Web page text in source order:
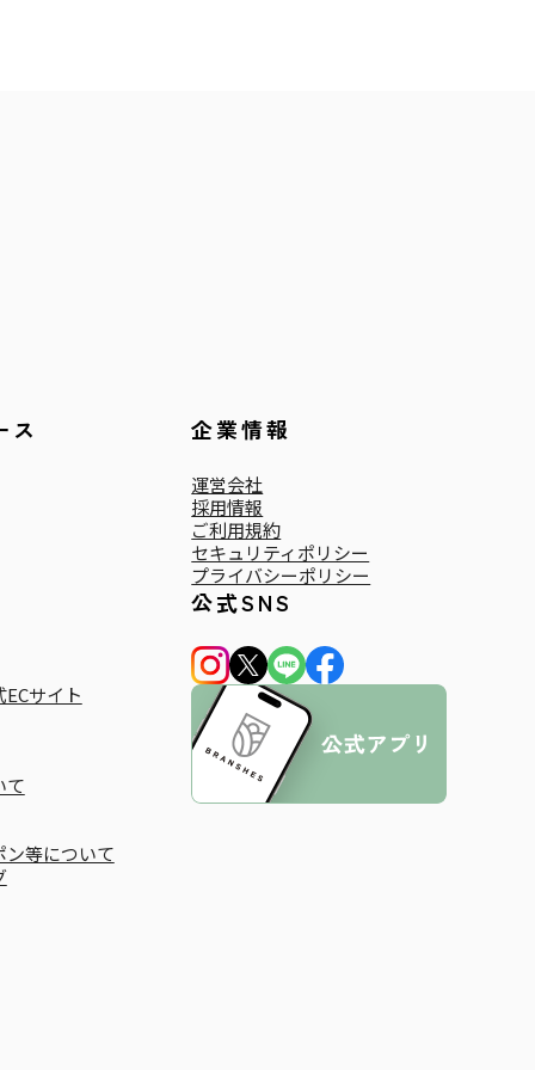
ス
サイト
て
ン等について
企業情報
運営会社
採用情報
ご利用規約
セキュリティポリシー
プライバシーポリシー
公式SNS